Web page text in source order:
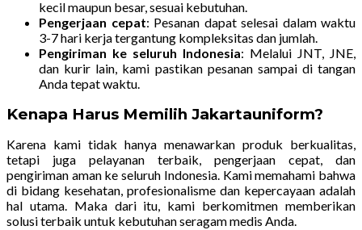
kecil maupun besar, sesuai kebutuhan.
Pengerjaan cepat: Pesanan dapat selesai dalam waktu
3-7 hari kerja tergantung kompleksitas dan jumlah.
Pengiriman ke seluruh Indonesia: Melalui JNT, JNE,
dan kurir lain, kami pastikan pesanan sampai di tangan
Anda tepat waktu.
Kenapa Harus Memilih Jakartauniform?
Karena kami tidak hanya menawarkan produk berkualitas,
tetapi juga pelayanan terbaik, pengerjaan cepat, dan
pengiriman aman ke seluruh Indonesia. Kami memahami bahwa
di bidang kesehatan, profesionalisme dan kepercayaan adalah
hal utama. Maka dari itu, kami berkomitmen memberikan
solusi terbaik untuk kebutuhan seragam medis Anda.